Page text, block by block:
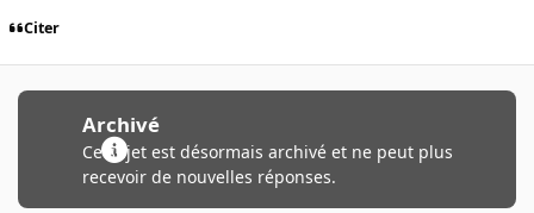
Citer
Archivé
Ce sujet est désormais archivé et ne peut plus
recevoir de nouvelles réponses.